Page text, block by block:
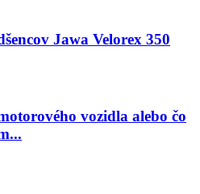
Jawa Velorex 350
vozidla alebo čo